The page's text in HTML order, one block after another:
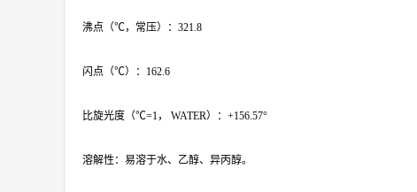
沸点（℃，常压）：321.8
闪点（℃）：162.6
比旋光度（℃=1， WATER）：+156.57°
溶解性：易溶于水、乙醇、异丙醇。